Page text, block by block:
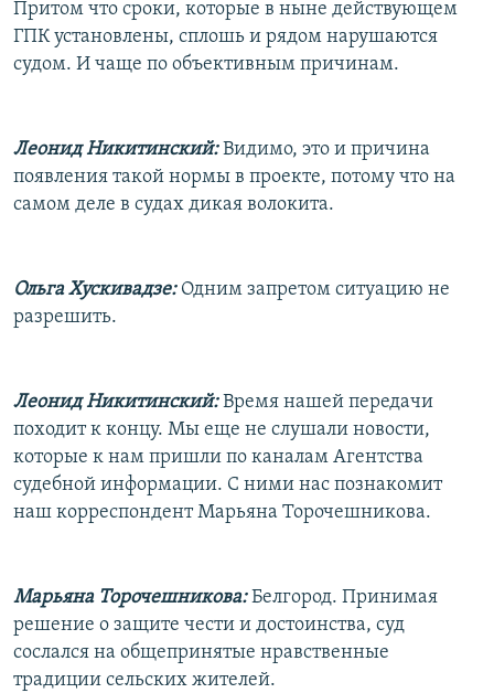
Притом что сроки, которые в ныне действующем
ГПК установлены, сплошь и рядом нарушаются
судом. И чаще по объективным причинам.
Леонид Никитинский:Видимо, это и причина
появления такой нормы в проекте, потому что на
самом деле в судах дикая волокита.
Ольга Хускивадзе:Одним запретом ситуацию не
разрешить.
Леонид Никитинский:Время нашей передачи
походит к концу. Мы еще не слушали новости,
которые к нам пришли по каналам Агентства
судебной информации. С ними нас познакомит
наш корреспондент Марьяна Торочешникова.
Марьяна Торочешникова:Белгород. Принимая
решение о защите чести и достоинства, суд
сослался на общепринятые нравственные
традиции сельских жителей.